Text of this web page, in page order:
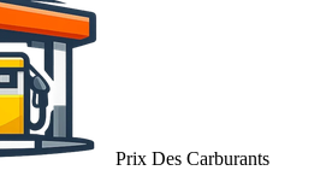
Prix Des Carburants